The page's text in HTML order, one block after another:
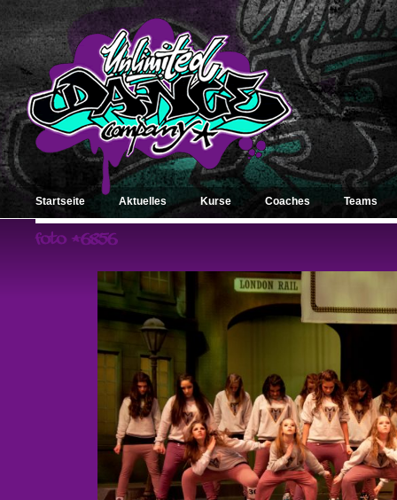
Startseite Aktuelles Kurse Coaches Teams